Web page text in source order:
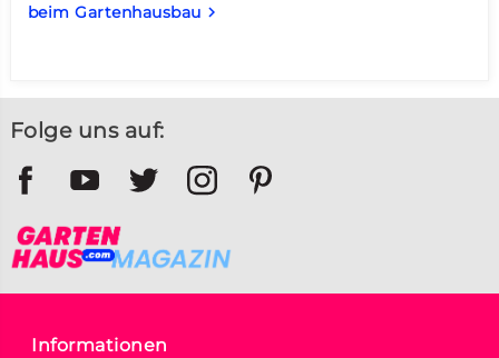
beim Gartenhausbau keyboard_arrow_right
Folge uns auf:
Informationen